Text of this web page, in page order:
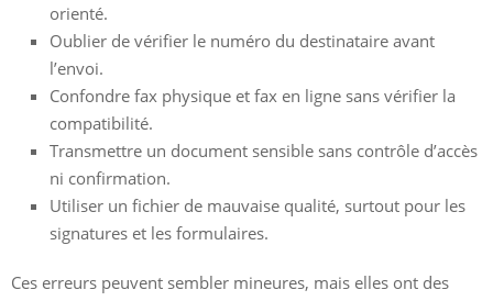
orienté.
Oublier de vérifier le numéro du destinataire avant
l’envoi.
Confondre fax physique et fax en ligne sans vérifier la
compatibilité.
Transmettre un document sensible sans contrôle d’accès
ni confirmation.
Utiliser un fichier de mauvaise qualité, surtout pour les
signatures et les formulaires.
Ces erreurs peuvent sembler mineures, mais elles ont des